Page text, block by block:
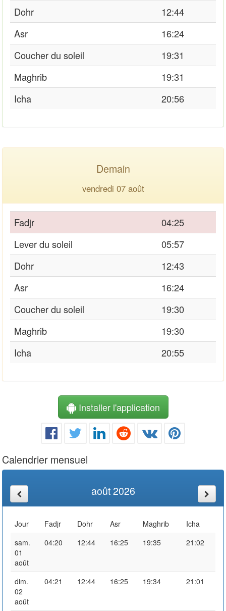
Dohr
12:44
Asr
16:24
Coucher du soleil
19:31
Maghrib
19:31
Icha
20:56
Demain
vendredi 07 août
Fadjr
04:25
Lever du soleil
05:57
Dohr
12:43
Asr
16:24
Coucher du soleil
19:30
Maghrib
19:30
Icha
20:55
Installer l'application
Calendrier mensuel
août 2026
Jour Fadjr Dohr Asr Maghrib
Icha
sam.
01
août
04:20 12:44 16:25 19:35 21:02
dim.
02
août
04:21 12:44 16:25 19:34 21:01